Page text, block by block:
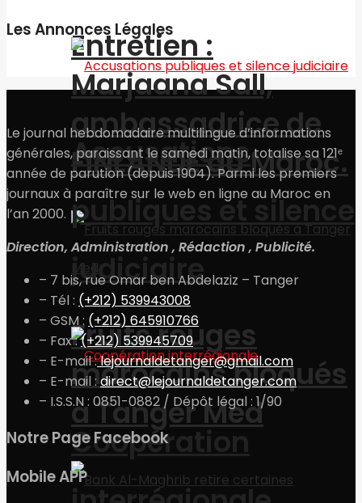
Entretien :
Marjaana Sall,
ambassadrice de
FINLANDE au Maroc.
Fruits rouges
marocains bloqués
à Tanger Med
Accusations
publiques et silence
judiciaire
Coopération
Les Annonces Légales
Le journal hebdomadaire multilingue d’informations
générales, paraissant le samedi matin, totalise sa 121ᵉ
année de parution (depuis 1904). Parmi les premiers
journaux à paraître sur le web en ligne au Maroc en
l’an 2000.
Direction, Administration , Rédaction , Publicité.
– 7 bis, rue Omar ben Abdelaziz – Tanger
– Tél : (+212) 539943008
– GSM : (+212) 645910766
– Fax :(+212) 539945709
– E-mail :lejournaldetanger@gmail.com
– E-mail :direct@lejournaldetanger.com
– I.S.S.N : 0851-0882 / Dépôt légal : 1/90
Notre Page Facebook
Mobile APP